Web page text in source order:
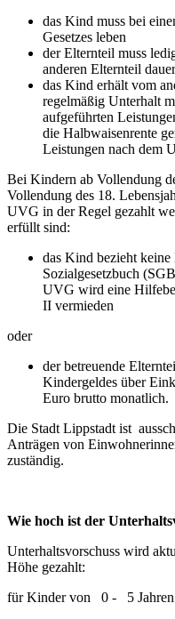
das Kind muss bei
Gesetzes leben
der Elternteil muss
anderen Elternteil
das Kind erhält vom
regelmäßig Unterhalt
aufgeführten
die Halbwaisenrente
Leistungen nach dem
Bei Kindern ab Vollendung
Vollendung des 18.
UVG in der Regel gezahlt
erfüllt sind:
das Kind bezieht
Sozialgesetzbuch
UVG wird eine
II vermieden
oder
der betreuende
Kindergeldes über
Euro brutto monatlich.
Die Stadt Lippstadt ist
Anträgen von
zuständig.
Wie hoch ist der
Unterhaltsvorschuss wird
Höhe gezahlt:
für Kinder von 0 - 5